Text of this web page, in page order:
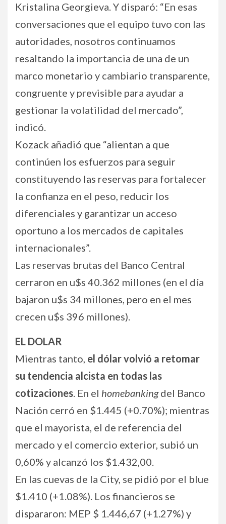
Kristalina Georgieva. Y disparó: “En esas
conversaciones que el equipo tuvo con las
autoridades, nosotros continuamos
resaltando la importancia de una de un
marco monetario y cambiario transparente,
congruente y previsible para ayudar a
gestionar la volatilidad del mercado”,
indicó.
Kozack añadió que “alientan a que
continúen los esfuerzos para seguir
constituyendo las reservas para fortalecer
la confianza en el peso, reducir los
diferenciales y garantizar un acceso
oportuno a los mercados de capitales
internacionales”.
Las reservas brutas del Banco Central
cerraron en u$s 40.362 millones (en el día
bajaron u$s 34 millones, pero en el mes
crecen u$s 396 millones).
EL DOLAR
Mientras tanto, el dólar volvió a retomar
su tendencia alcista en todas las
cotizaciones. En el homebankingdel Banco
Nación cerró en $1.445 (+0.70%); mientras
que el mayorista, el de referencia del
mercado y el comercio exterior, subió un
0,60% y alcanzó los $1.432,00.
En las cuevas de la City, se pidió por el blue
$1.410 (+1.08%). Los financieros se
dispararon: MEP $ 1.446,67 (+1.27%) y